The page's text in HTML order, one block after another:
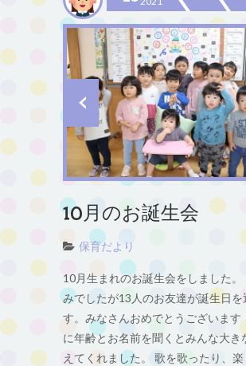
10月のお誕生会
保育だより
10月生まれのお誕生会をしました。
みでしたが13人のお友達が誕生日を
す。みなさんおめでとうございます
に年齢とお名前を聞くとみんな大き
えてくれました。 歌を歌ったり、